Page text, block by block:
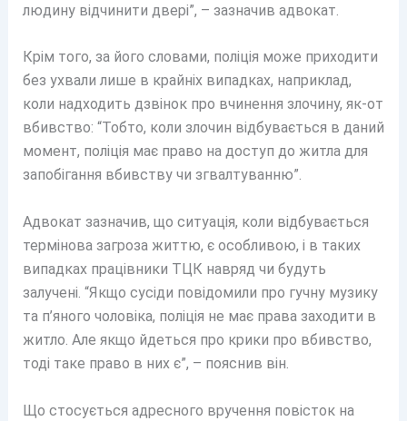
людину відчинити двері”, – зазначив адвокат.
Крім того, за його словами, поліція може приходити
без ухвали лише в крайніх випадках, наприклад,
коли надходить дзвінок про вчинення злочину, як-от
вбивство: “Тобто, коли злочин відбувається в даний
момент, поліція має право на доступ до житла для
запобігання вбивству чи згвалтуванню”.
Адвокат зазначив, що ситуація, коли відбувається
термінова загроза життю, є особливою, і в таких
випадках працівники ТЦК навряд чи будуть
залучені. “Якщо сусіди повідомили про гучну музику
та п’яного чоловіка, поліція не має права заходити в
житло. Але якщо йдеться про крики про вбивство,
тоді таке право в них є”, – пояснив він.
Що стосується адресного вручення повісток на